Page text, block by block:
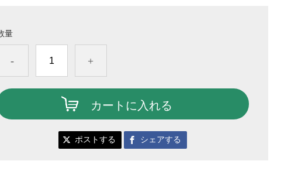
量
- +
カートに入れる
ポストする シェアする